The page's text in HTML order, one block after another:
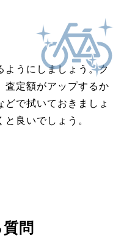
ようにしましょう。ク
査定額がアップするか
どで拭いておきましょ
良いでしょう。
問